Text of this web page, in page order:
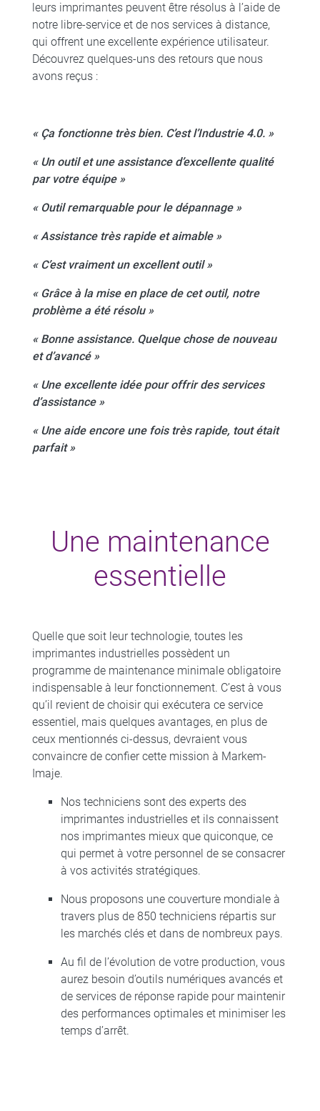
leurs imprimantes peuvent être résolus à l’aide de
notre libre-service et de nos services à distance,
qui offrent une excellente expérience utilisateur.
Découvrez quelques-uns des retours que nous
avons reçus :
« Ça fonctionne très bien. C’est l’Industrie 4.0. »
« Un outil et une assistance d’excellente qualité
par votre équipe »
« Outil remarquable pour le dépannage »
« Assistance très rapide et aimable »
« C’est vraiment un excellent outil »
« Grâce à la mise en place de cet outil, notre
problème a été résolu »
« Bonne assistance. Quelque chose de nouveau
et d’avancé »
« Une excellente idée pour offrir des services
d’assistance »
« Une aide encore une fois très rapide, tout était
parfait »
Une maintenance
essentielle
Quelle que soit leur technologie, toutes les
imprimantes industrielles possèdent un
programme de maintenance minimale obligatoire
indispensable à leur fonctionnement. C’est à vous
qu’il revient de choisir qui exécutera ce service
essentiel, mais quelques avantages, en plus de
ceux mentionnés ci-dessus, devraient vous
convaincre de confier cette mission à Markem-
Imaje.
Nos techniciens sont des experts des
imprimantes industrielles et ils connaissent
nos imprimantes mieux que quiconque, ce
qui permet à votre personnel de se consacrer
à vos activités stratégiques.
Nous proposons une couverture mondiale à
travers plus de 850 techniciens répartis sur
les marchés clés et dans de nombreux pays.
Au fil de l’évolution de votre production, vous
aurez besoin d’outils numériques avancés et
de services de réponse rapide pour maintenir
des performances optimales et minimiser les
temps d’arrêt.​